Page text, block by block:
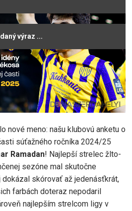
nové meno: našu klubovú anketu o
súťažného ročníka 2024/25
Ramadan! Najlepší strelec žlto-
sezóne mal skutočne
dokázal skórovať až jedenásťkrát,
farbách doteraz nepodaril
najlepším strelcom ligy v